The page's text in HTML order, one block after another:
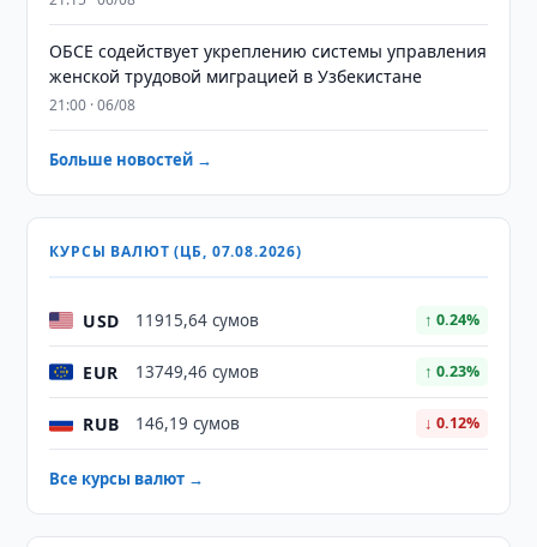
ОБСЕ содействует укреплению системы управления
женской трудовой миграцией в Узбекистане
21:00 · 06/08
Больше новостей →
КУРСЫ ВАЛЮТ (ЦБ, 07.08.2026)
USD 11915,64 сумов ↑ 0.24%
EUR 13749,46 сумов ↑ 0.23%
RUB 146,19 сумов ↓ 0.12%
Все курсы валют →